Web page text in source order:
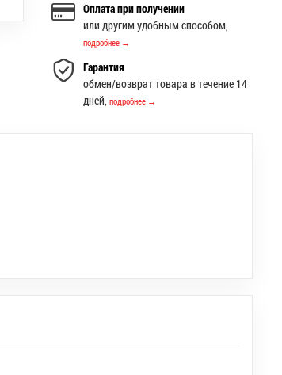
Оплата при получении
или другим удобным способом,
подробнее →
Гарантия
обмен/возврат товара в течение 14
дней,подробнее →